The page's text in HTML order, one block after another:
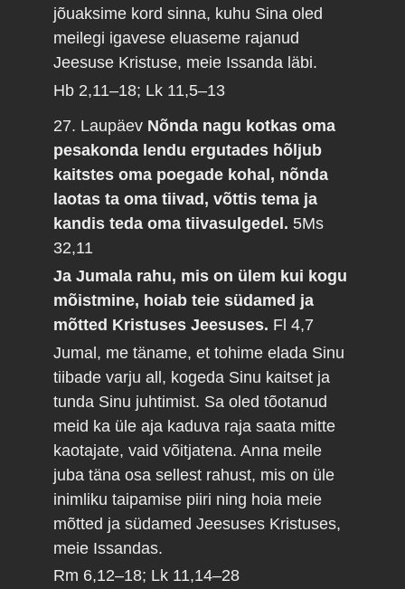
jõuaksime kord sinna, kuhu Sina oled
meilegi igavese eluaseme rajanud
Jeesuse Kristuse, meie Issanda läbi.
Hb 2,11–18; Lk 11,5–13
27. Laupäev Nõnda nagu kotkas oma
pesakonda lendu ergutades hõljub
kaitstes oma poegade kohal, nõnda
laotas ta oma tiivad, võttis tema ja
kandis teda oma tiivasulgedel. 5Ms
32,11
Ja Jumala rahu, mis on ülem kui kogu
mõistmine, hoiab teie südamed ja
mõtted Kristuses Jeesuses. Fl 4,7
Jumal, me täname, et tohime elada Sinu
tiibade varju all, kogeda Sinu kaitset ja
tunda Sinu juhtimist. Sa oled tõotanud
meid ka üle aja kaduva raja saata mitte
kaotajate, vaid võitjatena. Anna meile
juba täna osa sellest rahust, mis on üle
inimliku taipamise piiri ning hoia meie
mõtted ja südamed Jeesuses Kristuses,
meie Issandas.
Rm 6,12–18; Lk 11,14–28